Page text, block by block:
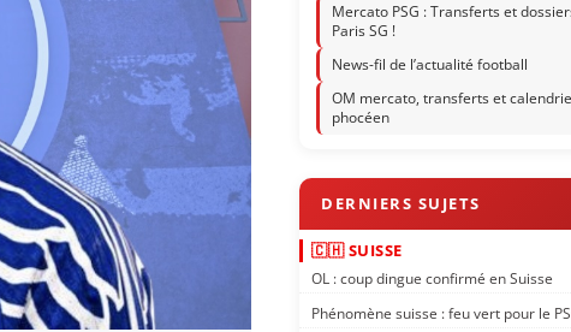
Mercato PSG : Transferts et
Paris SG !
News-fil de l’actualité football
OM mercato, transferts et
phocéen
🇨🇭 SUISSE
OL : coup dingue confirmé en Suisse
Phénomène suisse : feu vert pour le